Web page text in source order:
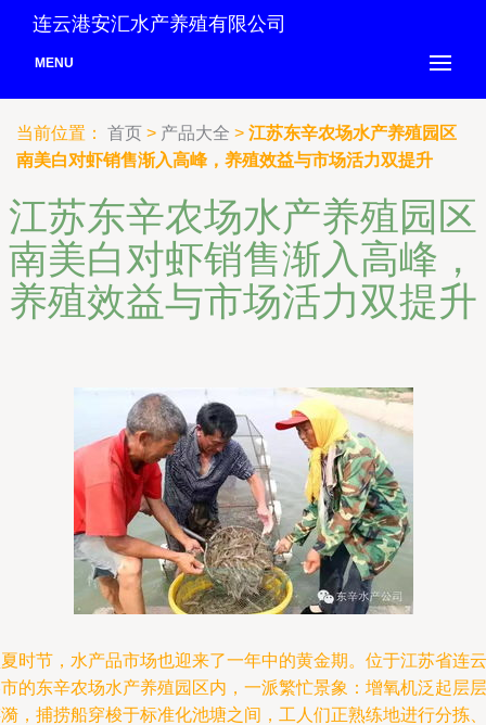
连云港安汇水产养殖有限公司
MENU
当前位置： 首页 > 产品大全 > 江苏东辛农场水产养殖园区
南美白对虾销售渐入高峰，养殖效益与市场活力双提升
江苏东辛农场水产养殖园区
南美白对虾销售渐入高峰，
养殖效益与市场活力双提升
时节，水产品市场也迎来了一年中的黄金期。位于江苏省连云
的东辛农场水产养殖园区内，一派繁忙景象：增氧机泛起层层
，捕捞船穿梭于标准化池塘之间，工人们正熟练地进行分拣、